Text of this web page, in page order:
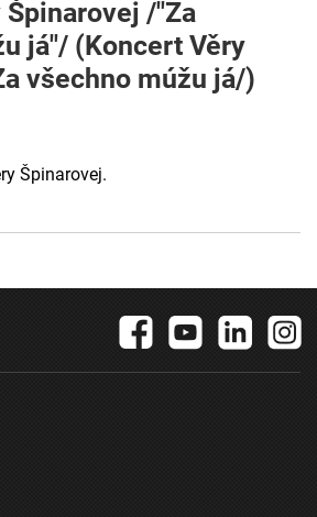
/"Za
já"/ (Koncert Věry
všechno múžu já/)
Špinarovej.